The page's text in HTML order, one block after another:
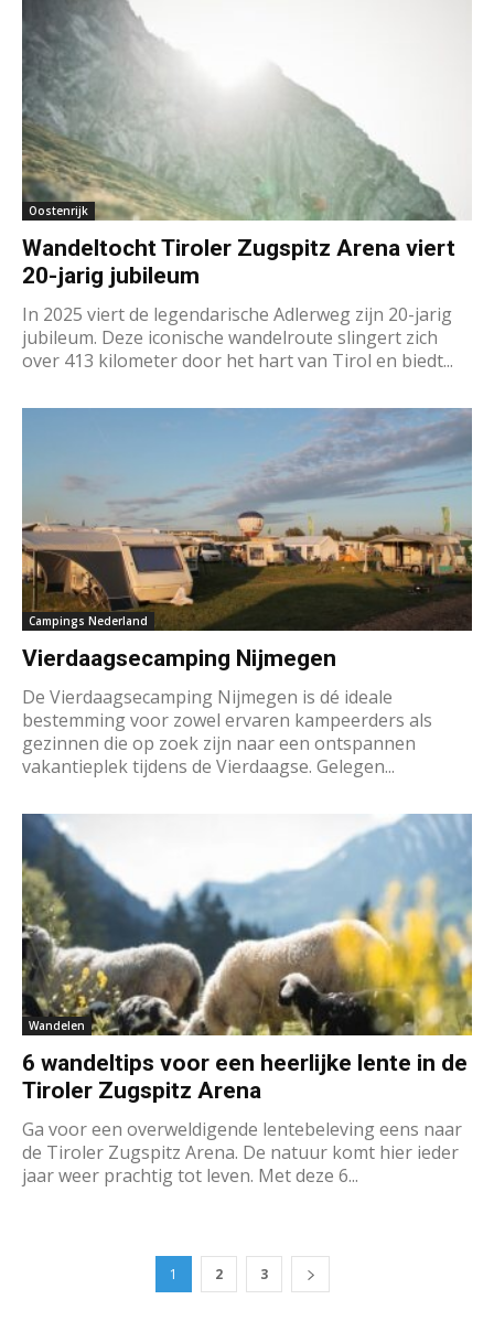
Oostenrijk
Wandeltocht Tiroler Zugspitz Arena viert
20-jarig jubileum
In 2025 viert de legendarische Adlerweg zijn 20-jarig
jubileum. Deze iconische wandelroute slingert zich
over 413 kilometer door het hart van Tirol en biedt...
Campings Nederland
Vierdaagsecamping Nijmegen
De Vierdaagsecamping Nijmegen is dé ideale
bestemming voor zowel ervaren kampeerders als
gezinnen die op zoek zijn naar een ontspannen
vakantieplek tijdens de Vierdaagse. Gelegen...
Wandelen
6 wandeltips voor een heerlijke lente in de
Tiroler Zugspitz Arena
Ga voor een overweldigende lentebeleving eens naar
de Tiroler Zugspitz Arena. De natuur komt hier ieder
jaar weer prachtig tot leven. Met deze 6...
1 2 3